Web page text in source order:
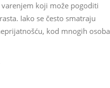
koji može pogoditi
Iako se često smatraju
kod mnogih osoba